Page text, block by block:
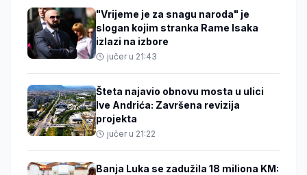
"Vrijeme je za snagu naroda" je
slogan kojim stranka Rame Isaka
izlazi na izbore
jučer u 21:43
Šteta najavio obnovu mosta u ulici
Ive Andrića: Završena revizija
projekta
jučer u 21:22
Banja Luka se zadužila 18 miliona KM: